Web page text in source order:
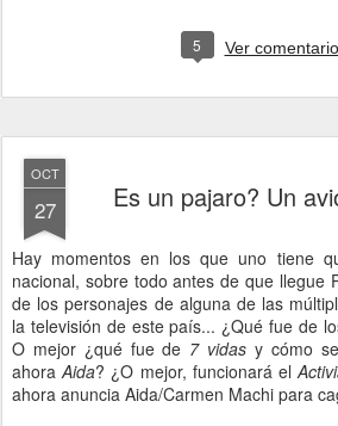
5 Ver
OCT
27 Es un pajaro? Un
Hay momentos en los que uno tiene
nacional, sobre todo antes de que llegue
de los personajes de alguna de las
la televisión de este país... ¿Qué fue de
O mejor ¿qué fue de 7 vidas y cómo
ahoraAida? ¿O mejor, funcionará el
ahora anuncia Aida/Carmen Machi para